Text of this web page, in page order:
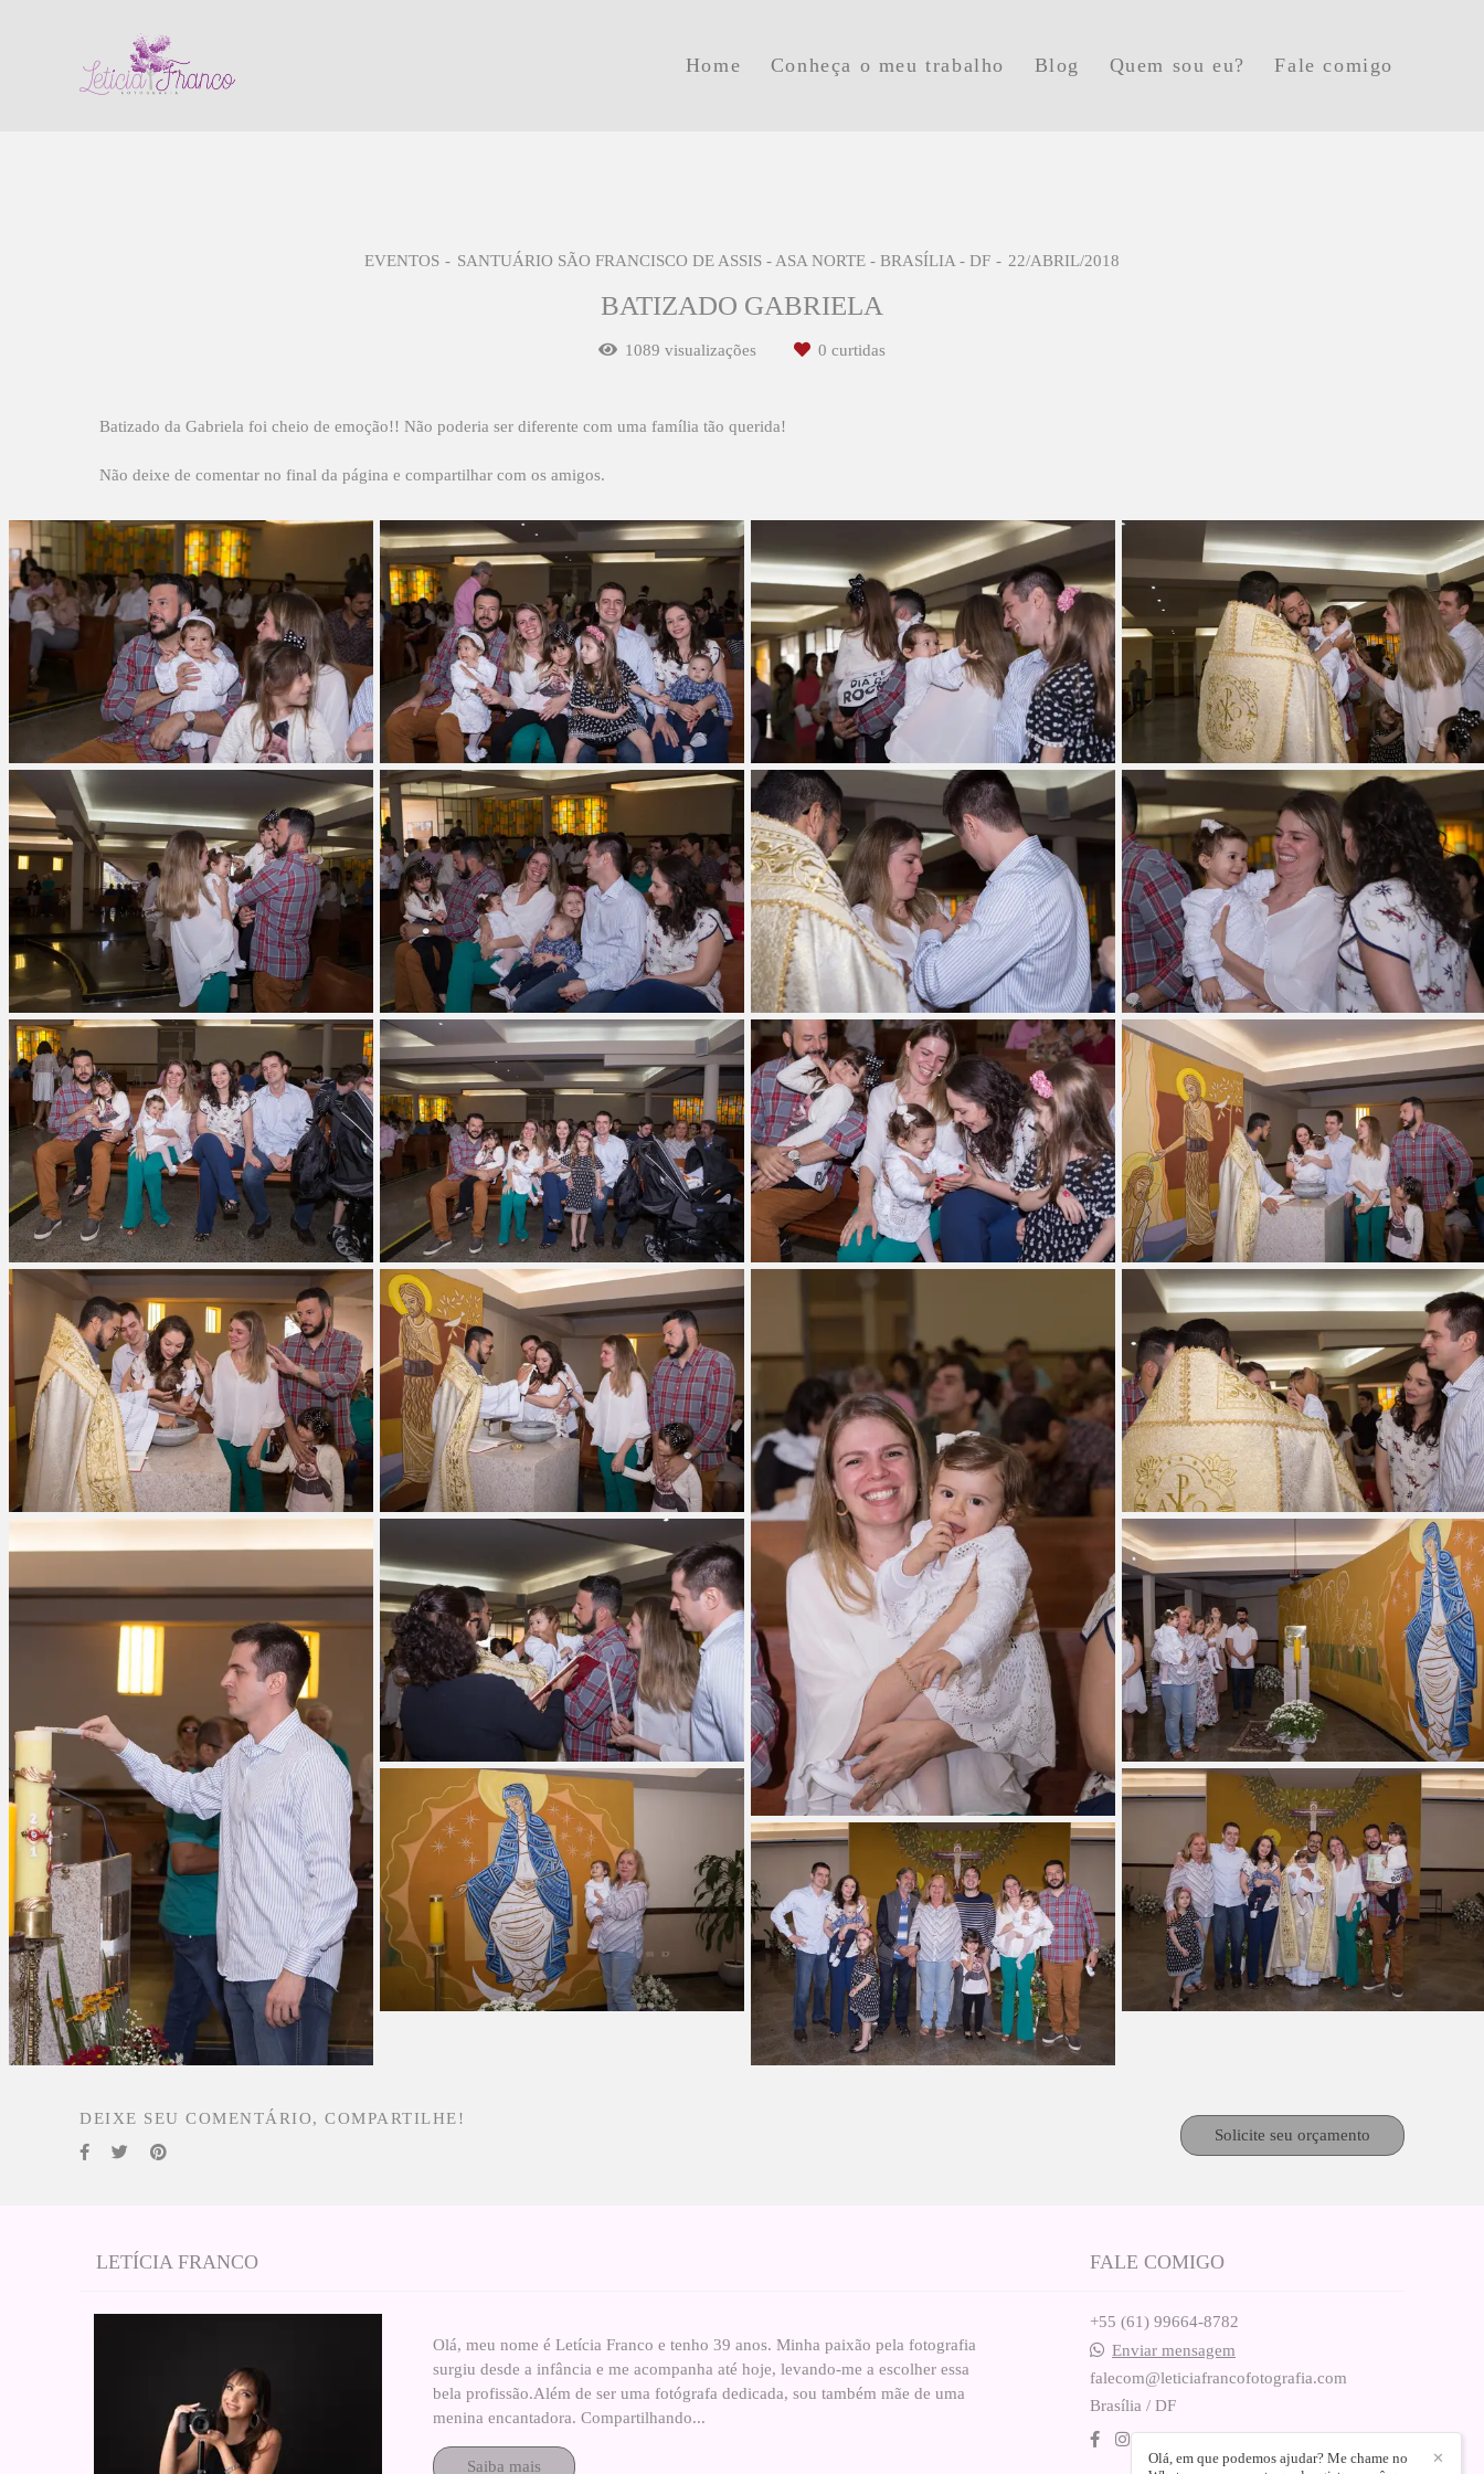
Home Conheça o meu trabalho Blog Quem sou eu? Fale comigo
EVENTOS SANTUÁRIO SÃO FRANCISCO DE ASSIS - ASA NORTE - BRASÍLIA - DF 22/ABRIL/2018
BATIZADO GABRIELA
1089 visualizações 0 curtidas
Batizado da Gabriela foi cheio de emoção!! Não poderia ser diferente com uma família tão querida!
Não deixe de comentar no final da página e compartilhar com os amigos.
DEIXE SEU COMENTÁRIO, COMPARTILHE!
Solicite seu orçamento
LETÍCIA FRANCO
Olá, meu nome é Letícia Franco e tenho 39 anos. Minha paixão pela fotografia
surgiu desde a infância e me acompanha até hoje, levando-me a escolher essa
bela profissão.Além de ser uma fotógrafa dedicada, sou também mãe de uma
menina encantadora. Compartilhando...
Saiba mais
FALE COMIGO
+55 (61) 99664-8782
Enviar mensagem
falecom@leticiafrancofotografia.com
Brasília / DF
✕
Olá, em que podemos ajudar? Me chame no